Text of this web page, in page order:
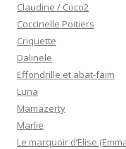
Claudine / Coco2
Coccinelle Poitiers
Criquette
Dalinele
Effondrille et abat-faim
Luna
Mamazerty
Marlie
Le marquoir d’Elise